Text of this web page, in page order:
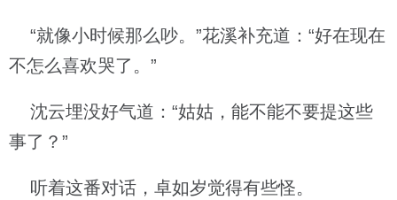
“就像小时候那么吵。”花溪补充道：“好在现在
不怎么喜欢哭了。”
沈云埋没好气道：“姑姑，能不能不要提这些
事了？”
听着这番对话，卓如岁觉得有些怪。